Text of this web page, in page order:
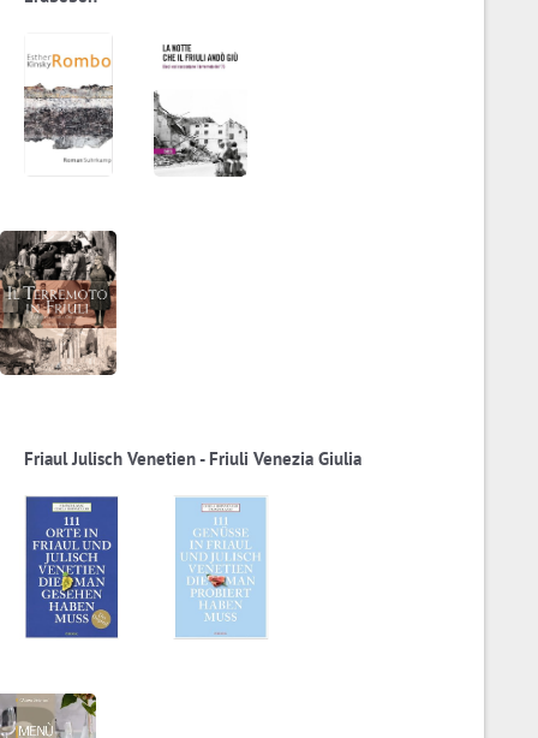
Friaul Julisch Venetien - Friuli Venezia Giulia